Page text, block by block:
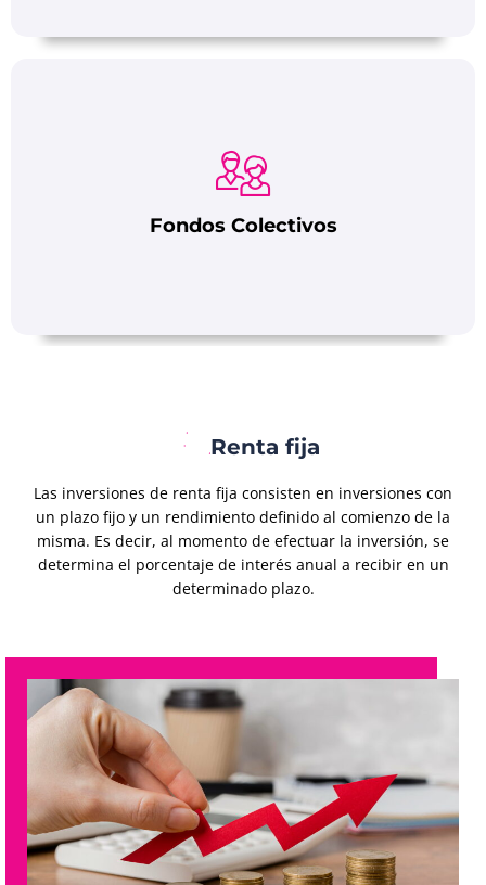
Fondos Colectivos
Renta fija
Las inversiones de renta fija consisten en inversiones con
un plazo fijo y un rendimiento definido al comienzo de la
misma. Es decir, al momento de efectuar la inversión, se
determina el porcentaje de interés anual a recibir en un
determinado plazo.